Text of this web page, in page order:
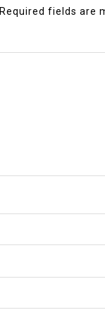
Required fields are